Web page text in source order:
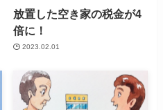
放置した空き家の税金が4
倍に！
2023.02.01